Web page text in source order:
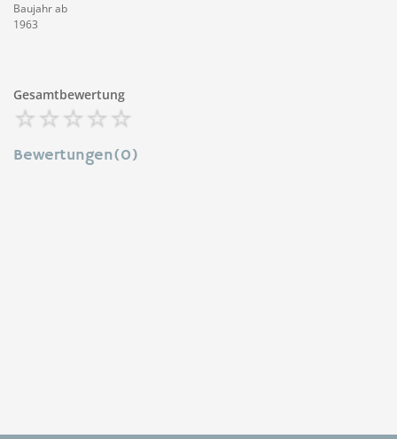
Baujahr ab
1963
Gesamtbewertung
Bewertungen(0)